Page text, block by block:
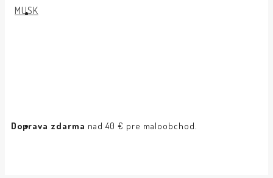
Doprava zdarma nad 40 € pre maloobchod.